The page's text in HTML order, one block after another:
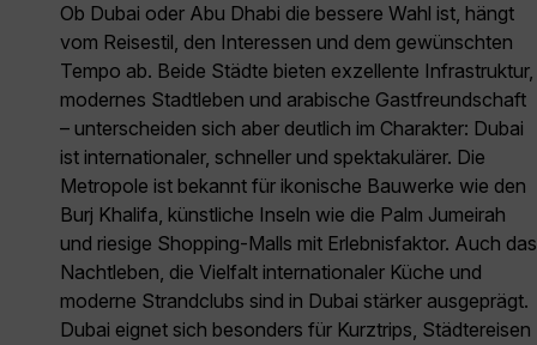
Ob Dubai oder Abu Dhabi die bessere Wahl ist, hängt
vom Reisestil, den Interessen und dem gewünschten
Tempo ab. Beide Städte bieten exzellente Infrastruktur,
modernes Stadtleben und arabische Gastfreundschaft
– unterscheiden sich aber deutlich im Charakter: Dubai
ist internationaler, schneller und spektakulärer. Die
Metropole ist bekannt für ikonische Bauwerke wie den
Burj Khalifa, künstliche Inseln wie die Palm Jumeirah
und riesige Shopping-Malls mit Erlebnisfaktor. Auch das
Nachtleben, die Vielfalt internationaler Küche und
moderne Strandclubs sind in Dubai stärker ausgeprägt.
Dubai eignet sich besonders für Kurztrips, Städtereisen